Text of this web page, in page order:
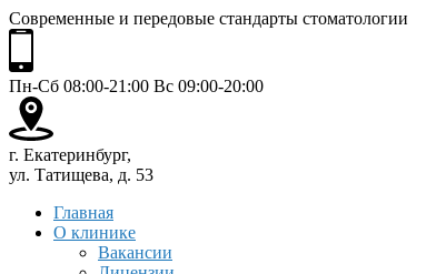
Современные и передовые стандарты стоматологии
Пн-Сб 08:00-21:00 Вс 09:00-20:00
г. Екатеринбург,
ул. Татищева, д. 53
Главная
О клинике
Вакансии